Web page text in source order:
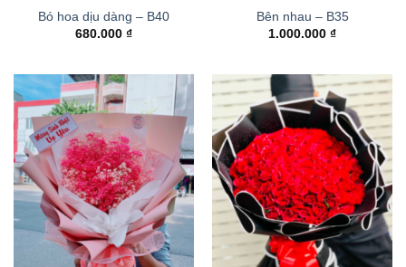
Bó hoa dịu dàng – B40
680.000 ₫
Bên nhau – B35
1.000.000 ₫